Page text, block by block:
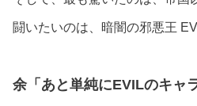
闘いたいのは、暗闇の邪悪王
余「あと単純にEVILのキャ